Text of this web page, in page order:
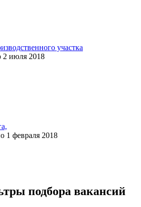
участка
2 июля 2018
1 февраля 2018
подбора вакансий